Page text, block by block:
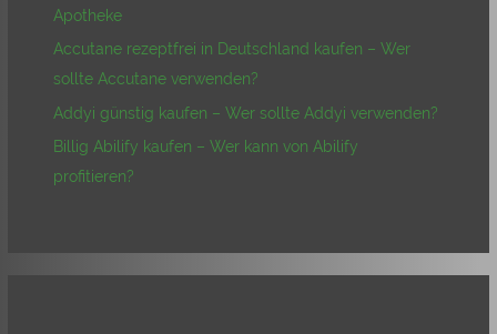
Apotheke
Accutane rezeptfrei in Deutschland kaufen – Wer
sollte Accutane verwenden?
Addyi günstig kaufen – Wer sollte Addyi verwenden?
Billig Abilify kaufen – Wer kann von Abilify
profitieren?